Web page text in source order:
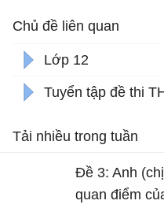
Chủ đề liên quan
Lớp 12
Tuyển tập đề thi
Tải nhiều trong tuần
Đề 3: Anh
quan điểm